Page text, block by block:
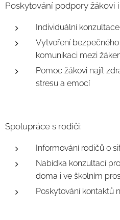
Poskytování podpory žákovi
Individuální
Vytvoření
komunikaci mezi
Pomoc žákovi najít
stresu a emocí
Spolupráce s rodiči:
Informování rodičů o
Nabídka konzultací
doma i ve školním
Poskytování kontaktů